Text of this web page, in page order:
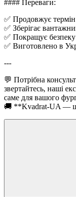
#### Переваги:
✅ Продовжує
✅ Зберігає
✅ Покращує
✅ Виготовлено в
---
💬 Потрібна
звертайтесь, наші
саме для вашого
🚚 **Kvadrat-UA —